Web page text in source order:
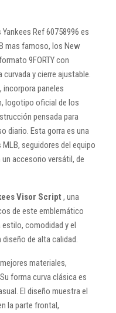
Ref 60758996 es
mas famoso, los New
9FORTY con
y cierre ajustable.
incorpora paneles
logotipo oficial de los
pensada para
diario. Esta gorra es una
seguidores del equipo
accesorio versátil, de
Visor Script , una
de este emblemático
estilo, comodidad y el
de alta calidad.
materiales,
forma curva clásica es
El diseño muestra el
la parte frontal,